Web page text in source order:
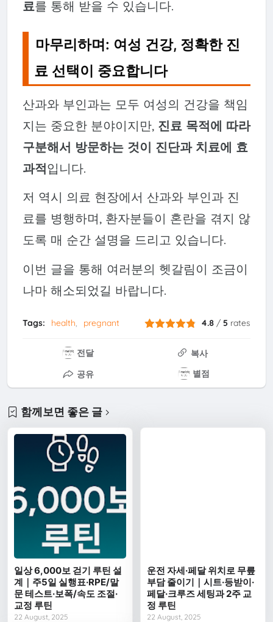
료를 통해 받을 수 있습니다.
마무리하며: 여성 건강, 정확한 진
료 선택이 중요합니다
산과와 부인과는 모두 여성의 건강을 책임
지는 중요한 분야이지만, 진료 목적에 따라
구분해서 방문하는 것이 진단과 치료에 효
과적입니다.
저 역시 의료 현장에서 산과와 부인과 진
료를 병행하며, 환자분들이 혼란을 겪지 않
도록 매 순간 설명을 드리고 있습니다.
이번 글을 통해 여러분의 헷갈림이 조금이
나마 해소되었길 바랍니다.
Tags: health pregnant 4.8 /5 rates
전달
복사
공유
별점
함께보면 좋은 글
일상 6,000보 걷기 루틴 설
계｜주5일 실행표·RPE/말
문 테스트·보폭/속도 조절·
교정 루틴
22 August, 2025
운전 자세·페달 위치로 무릎
부담 줄이기｜시트·등받이·
페달·크루즈 세팅과 2주 교
정 루틴
22 August, 2025